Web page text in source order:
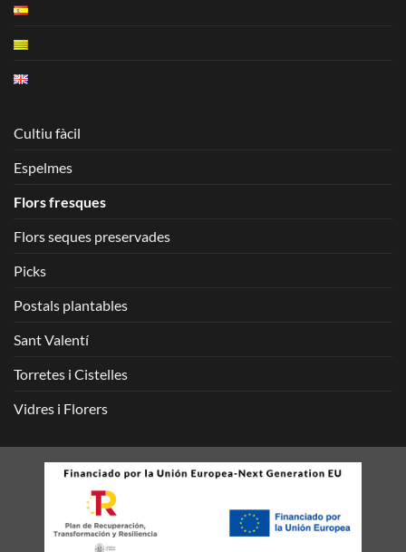
Cultiu fàcil
Espelmes
Flors fresques
Flors seques preservades
Picks
Postals plantables
Sant Valentí
Torretes i Cistelles
Vidres i Florers